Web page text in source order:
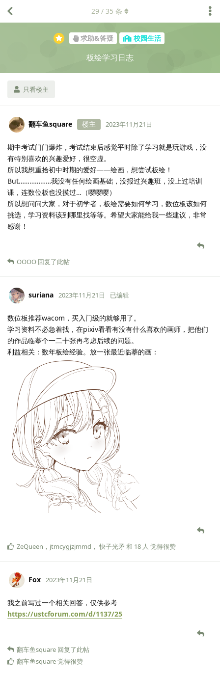
求助&答疑 校园生活
板绘学习日志
只看楼主
29 / 35 条
翻车鱼square 楼主 2023年11月21日
期中考试门门爆炸，考试结束后感觉平时除了学习就是玩游戏，没
有特别喜欢的兴趣爱好，很空虚。
所以我想重拾初中时期的爱好——绘画，想尝试板绘！
But………………我没有任何绘画基础，没报过兴趣班，没上过培训
课，连数位板也没摸过…（嘤嘤嘤）
所以想问问大家，对于初学者，板绘需要如何学习，数位板该如何
挑选，学习资料该到哪里找等等。希望大家能给我一些建议，非常
感谢！
OOOO 回复了此帖
suriana 2023年11月21日 已编辑
数位板推荐wacom，买入门级的就够用了。
学习资料不必急着找，在pixiv看看有没有什么喜欢的画师，把他们
的作品临摹个一二十张再考虑后续的问题。
利益相关：数年板绘经验。放一张最近临摹的画：
ZeQueen ， jtmcygjzjmmd ， 快子光矛和 18 人 觉得很赞
Fox 2023年11月21日
我之前写过一个相关回答，仅供参考
https://ustcforum.com/d/1137/25
翻车鱼square 回复了此帖
翻车鱼square觉得很赞